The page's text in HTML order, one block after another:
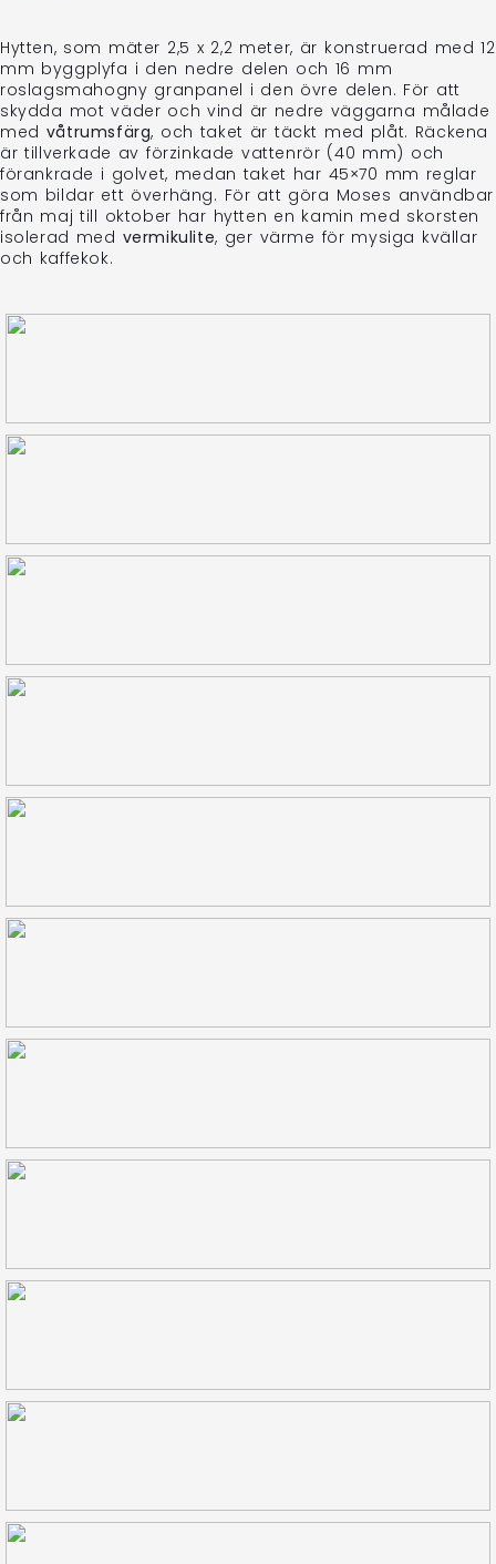
Hytten, som mäter 2,5 x 2,2 meter, är konstruerad med 12
mm byggplyfa i den nedre delen och 16 mm
roslagsmahogny granpanel i den övre delen. För att
skydda mot väder och vind är nedre väggarna målade
med våtrumsfärg, och taket är täckt med plåt. Räckena
är tillverkade av förzinkade vattenrör (40 mm) och
förankrade i golvet, medan taket har 45×70 mm reglar
som bildar ett överhäng. För att göra Moses användbar
från maj till oktober har hytten en kamin med skorsten
isolerad med vermikulite, ger värme för mysiga kvällar
och kaffekok.